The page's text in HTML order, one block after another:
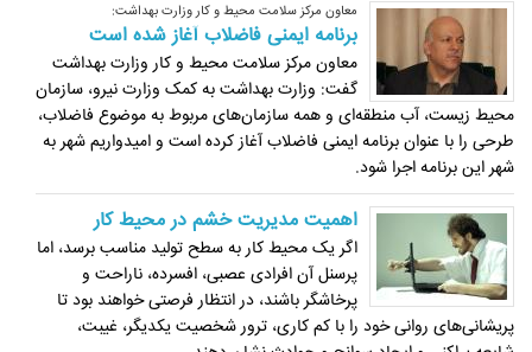
معاون مرکز سلامت محیط و کار وزارت بهداشت:
برنامه ایمنی فاضلاب آغاز شده است
معاون مرکز سلامت محیط و کار وزارت بهداشت
گفت: وزارت بهداشت به کمک وزارت نیرو، سازمان
محیط زیست، آب منطقه‌ای و همه سازمان‌های مربوط به موضوع فاضلاب،
طرحی را با عنوان برنامه ایمنی فاضلاب آغاز کرده است و امیدواریم شهر به
شهر این برنامه اجرا شود.
اهمیت مدیریت خشم در محیط کار
اگر یک محیط کار به سطح تولید مناسب برسد، اما
پرسنل آن افرادی عصبی، افسرده، ناراحت و
پرخاشگر باشند، در انتظار فرصتی ‏خواهند بود تا
پریشانی‌های روانی خود را با کم کاری، ترور شخصیت یکدیگر، غیبت،